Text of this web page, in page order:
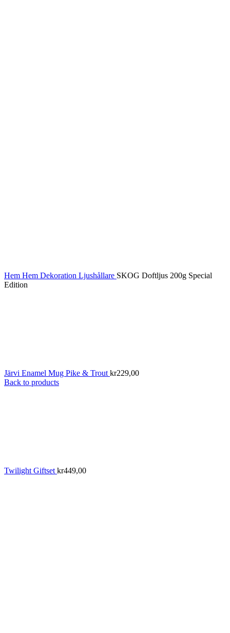
Hem Hem Dekoration Ljushållare SKOG Doftljus 200g Special
Edition
Järvi Enamel Mug Pike & Trout kr229,00
Back to products
Twilight Giftset kr449,00